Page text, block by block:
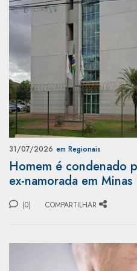
31/07/2026 em Regionais
Homem é condenado
ex-namorada em Minas
(0) COMPARTILHAR